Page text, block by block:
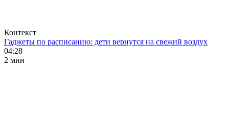
Контекст
Гаджеты по расписанию: дети вернутся на свежий воздух
04:28
2 мин